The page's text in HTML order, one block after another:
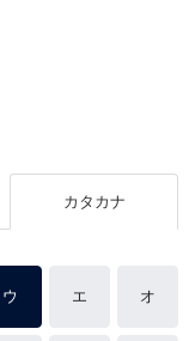
カタカナ
ウ エ オ